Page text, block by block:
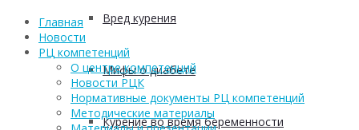
Вред курения
Мифы о диабете
Курение во время беременности
Главная
Новости
РЦ компетенций
О центре компетенций
Новости РЦК
Нормативные документы РЦ компетенций
Методические материалы